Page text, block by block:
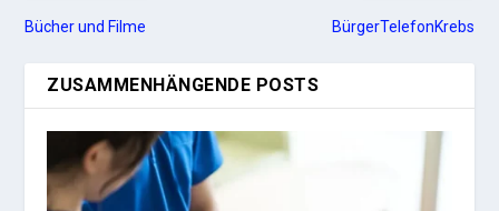
Bücher und Filme BürgerTelefonKrebs
ZUSAMMENHÄNGENDE POSTS